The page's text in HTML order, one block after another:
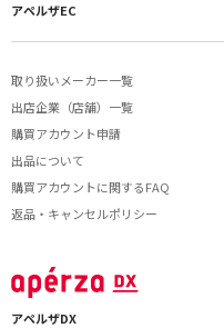
アペルザEC
取り扱いメーカー一覧
出店企業（店舗）一覧
購買アカウント申請
出品について
購買アカウントに関するFAQ
返品・キャンセルポリシー
アペルザDX